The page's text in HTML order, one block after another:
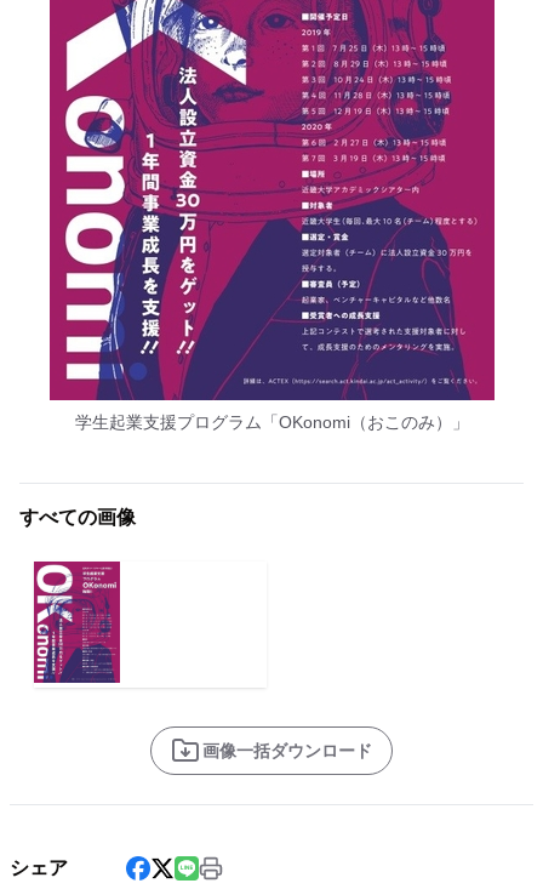
学生起業支援プログラム「OKonomi（おこのみ）」
すべての画像
画像一括ダウンロード
シェア